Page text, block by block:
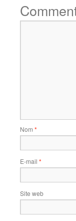
Nom *
E-mail *
Site web